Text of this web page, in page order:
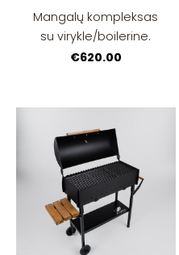
Mangalų kompleksas
su virykle/boilerine.
€620.00